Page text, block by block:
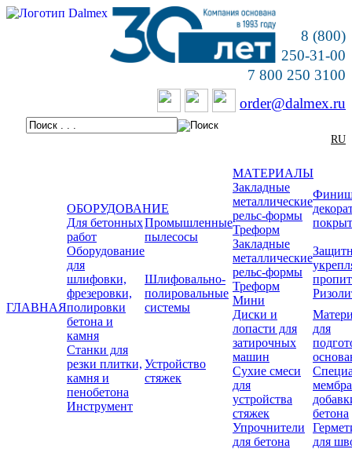
8 (800)
250-31-00
7 800 250 3100
order@dalmex.ru
RU
ГЛАВНАЯ
ОБОРУДОВАНИЕ
Для бетонных
работ
Промышленные
пылесосы
Оборудование
для
шлифовки,
фрезеровки,
полировки
бетона и
камня
Шлифовально-
полировальные
системы
Станки для
резки плитки,
камня и
пенобетона
Устройство
стяжек
Инструмент
МАТЕРИАЛЫ
Закладные
металлические
рельс-формы
Треформ
Закладные
металлические
рельс-формы
Треформ
Мини
Диски и
лопасти для
затирочных
машин
для
Сухие смеси
для
устройства
стяжек
бетона
Упрочнители
для бетона
для